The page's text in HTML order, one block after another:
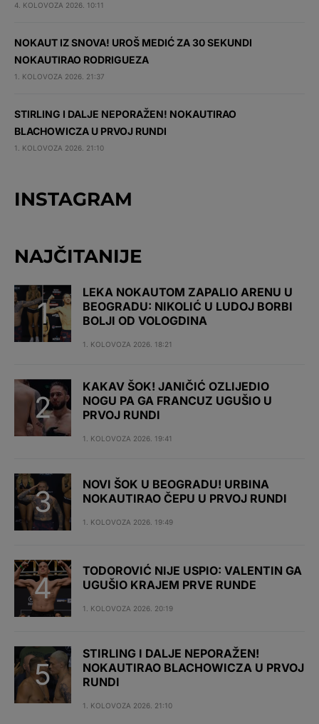
4. KOLOVOZA 2026. 10:11
NOKAUT IZ SNOVA! UROŠ MEDIĆ ZA 30 SEKUNDI
NOKAUTIRAO RODRIGUEZA
1. KOLOVOZA 2026. 21:37
STIRLING I DALJE NEPORAŽEN! NOKAUTIRAO
BLACHOWICZA U PRVOJ RUNDI
1. KOLOVOZA 2026. 21:10
INSTAGRAM
NAJČITANIJE
LEKA NOKAUTOM ZAPALIO ARENU U
BEOGRADU: NIKOLIĆ U LUDOJ BORBI
BOLJI OD VOLOGDINA
1. KOLOVOZA 2026. 18:21
KAKAV ŠOK! JANIČIĆ OZLIJEDIO
NOGU PA GA FRANCUZ UGUŠIO U
PRVOJ RUNDI
1. KOLOVOZA 2026. 19:41
NOVI ŠOK U BEOGRADU! URBINA
NOKAUTIRAO ČEPU U PRVOJ RUNDI
1. KOLOVOZA 2026. 19:49
TODOROVIĆ NIJE USPIO: VALENTIN GA
UGUŠIO KRAJEM PRVE RUNDE
1. KOLOVOZA 2026. 20:19
STIRLING I DALJE NEPORAŽEN!
NOKAUTIRAO BLACHOWICZA U PRVOJ
RUNDI
1. KOLOVOZA 2026. 21:10